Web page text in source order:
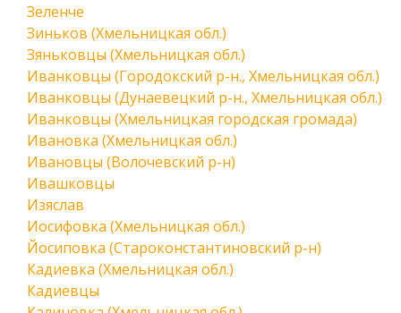
Зеленче
Зиньков (Хмельницкая обл.)
Зяньковцы (Хмельницкая обл.)
Иванковцы (Городокский р-н., Хмельницкая обл.)
Иванковцы (Дунаевецкий р-н., Хмельницкая обл.)
Иванковцы (Хмельницкая городская громада)
Ивановка (Хмельницкая обл.)
Ивановцы (Волочевский р-н)
Ивашковцы
Изяслав
Иосифовка (Хмельницкая обл.)
Йосиповка (Староконстантиновский р-н)
Кадиевка (Хмельницкая обл.)
Кадиевцы